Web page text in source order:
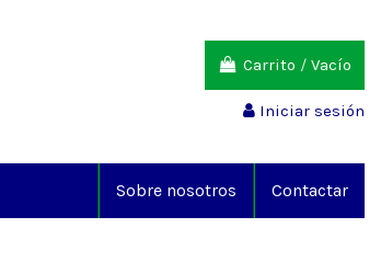
Carrito / Vacío
Iniciar sesión
Contactar
Sobre nosotros